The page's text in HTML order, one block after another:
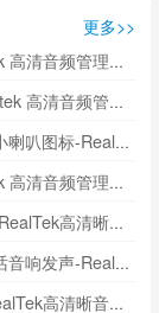
更多>>
Realtek 高清音频管理器怎么设置耳机-Realtek 高清音频管理器设置耳机的方法
Realtek 高清音频管理器怎么设置前面板-Realtek 高清音频管理器设置前面板的方法
RealTek高清晰音频管理器怎么关掉任务栏的小喇叭图标-RealTek高清晰音频管理器关掉任务栏的小喇叭图的方法
Realtek 高清音频管理器怎么设置隐藏-Realtek 高清音频管理器设置隐藏的方法
RealTek高清晰音频管理器怎么禁止开机启动-RealTek高清晰音频管理器禁止开机启动的方法
RealTek高清晰音频管理器怎么设置麦克风说话音响发声-RealTek高清晰音频管理器麦克风说话音响发声的方法
RealTek高清晰音频管理器怎么设置均衡器-RealTek高清晰音频管理器设置均衡器的方法